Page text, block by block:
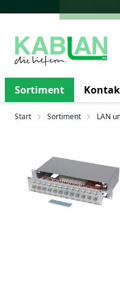
Sortiment
Start Sortiment LAN